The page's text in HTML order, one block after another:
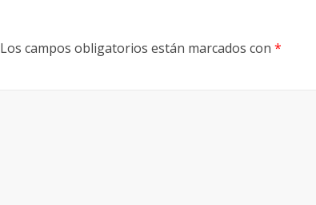
Los campos obligatorios están marcados con *